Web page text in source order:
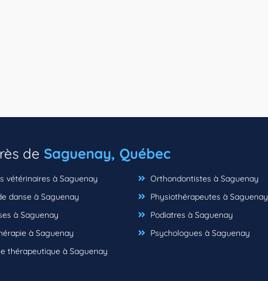
de Saguenay, Québec
vétérinaires à Saguenay
danse à Saguenay
à Saguenay
à Saguenay
thérapeutique à Saguenay
Orthondontistes à Saguenay
Physiothérapeutes à Saguenay
Podiatres à Saguenay
Psychologues à Saguenay